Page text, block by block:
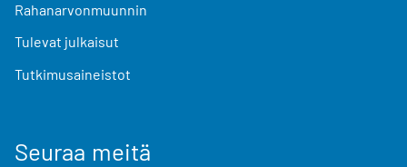
Rahanarvonmuunnin
Tulevat julkaisut
Tutkimusaineistot
Seuraa meitä